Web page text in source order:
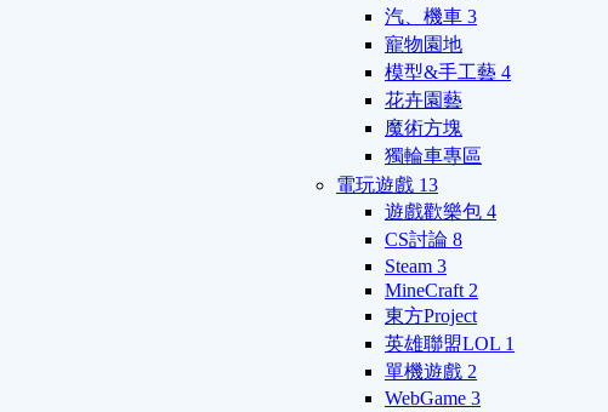
汽、機車 3
寵物園地
模型&手工藝 4
花卉園藝
魔術方塊
獨輪車專區
電玩遊戲 13
遊戲歡樂包 4
CS討論 8
Steam 3
MineCraft 2
東方Project
英雄聯盟LOL 1
單機遊戲 2
WebGame 3